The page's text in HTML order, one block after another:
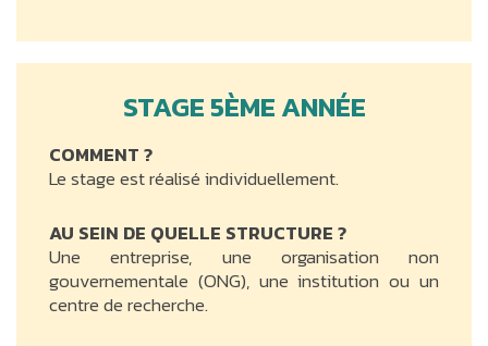
STAGE 5ÈME ANNÉE
COMMENT ?
Le stage est réalisé individuellement.
AU SEIN DE QUELLE STRUCTURE ?
Une entreprise, une organisation non
gouvernementale (ONG), une institution ou un
centre de recherche.